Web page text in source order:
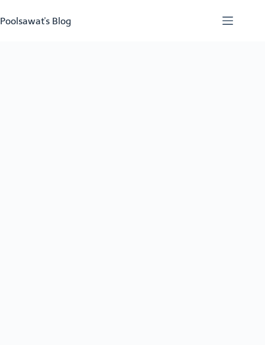
to
content
Poolsawat's Blog